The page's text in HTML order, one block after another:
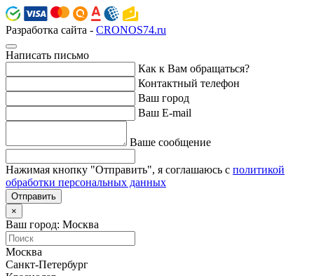
Разработка сайта - CRONOS74.ru
Написать письмо
Как к Вам обращаться?
Контактный телефон
Ваш город
Ваш E-mail
Ваше сообщение
Нажимая кнопку "Отправить", я соглашаюсь с политикой
обработки персональных данных
Отправить
×
Ваш город: Москва
Москва
Санкт-Петербург